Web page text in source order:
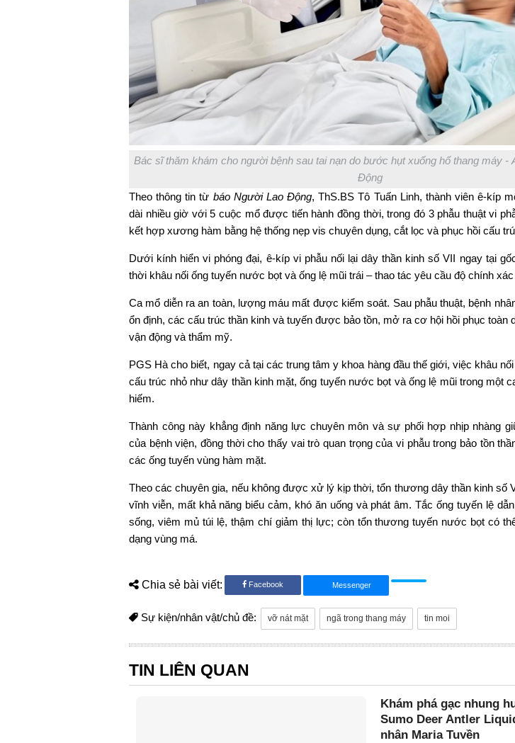
Bác sĩ thăm khám cho người bệnh sau tai nạn do bước hụt xuống hố thang máy -
Động
Theo thông tin từ báo Người Lao Động, ThS.BS Tô Tuấn Linh, thành viên ê-kíp
dài nhiều giờ với 5 cuộc mổ được tiến hành đồng thời, trong đó 3 phẫu thuật vi
kết hợp xương hàm bằng hệ thống nẹp vis chuyên dụng, cắt lọc và phục hồi cấu
Dưới kính hiển vi phóng đại, ê-kíp vi phẫu nối lại dây thần kinh số VII ngay tại
thời khâu nối ống tuyến nước bọt và ống lệ mũi trái – thao tác yêu cầu độ chính
Ca mổ diễn ra an toàn, lượng máu mất được kiểm soát. Sau phẫu thuật, bệnh
ổn định, các cấu trúc thần kinh và tuyến được bảo tồn, mở ra cơ hội hồi phục toàn
vận động và thẩm mỹ.
PGS Hà cho biết, ngay cả tại các trung tâm y khoa hàng đầu thế giới, việc khâu
cấu trúc nhỏ như dây thần kinh mặt, ống tuyến nước bọt và ống lệ mũi trong một
hiếm.
Thành công này khẳng định năng lực chuyên môn và sự phối hợp nhịp nhàng
của bệnh viện, đồng thời cho thấy vai trò quan trọng của vi phẫu trong bảo tồn
các ống tuyến vùng hàm mặt.
Theo các chuyên gia, nếu không được xử lý kịp thời, tổn thương dây thần kinh số
vĩnh viễn, mất khả năng biểu cảm, khó ăn uống và phát âm. Tắc ống tuyến lệ
sống, viêm mủ túi lệ, thậm chí giảm thị lực; còn tổn thương tuyến nước bọt có
dạng vùng má.
Chia sẻ bài viết: Facebook Messenger
Sự kiện/nhân vật/chủ đề: vỡ nát mặt ngã trong thang máy tin moi
TIN LIÊN QUAN
Khám phá gạc nhung
Sumo Deer Antler
nhân Maria Tuyền